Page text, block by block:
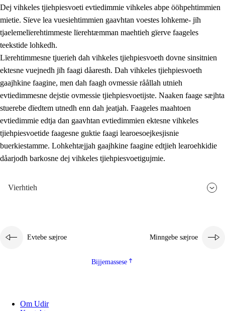
2.4 Lïeredh lïeredh
Dåaresthfaageles teemah
Dej vihkeles tjiehpiesvoeti evtiedimmie vihkeles abpe ööhpehtimmien
mietie. Sïeve lea vuesiehtimmien gaavhtan voestes lohkeme- jïh
tjaelemelïerehtimmeste lïerehtæmman maehtieh gïerve faageles
teekstide lohkedh.
Lïerehtimmesne tjuerieh dah vihkeles tjiehpiesvoeth dovne sinsitnien
ektesne vuejnedh jïh faagi dåaresth. Dah vihkeles tjiehpiesvoeth
gaajhkine faagine, men dah faagh ovmessie råållah utnieh
evtiedimmesne dejstie ovmessie tjiehpiesvoetijste. Naaken faage sæjhta
stuerebe dïedtem utnedh enn dah jeatjah. Faageles maahtoen
evtiedimmie edtja dan gaavhtan evtiedimmien ektesne vihkeles
tjiehpiesvoetide faagesne guktie faagi learoesoejkesjisnie
buerkiestamme. Lohkehtæjjah gaajhkine faagine edtjieh learoehkidie
dåarjodh barkosne dej vihkeles tjiehpiesvoetigujmie.
Vierhtieh
Evtebe sæjroe Minngebe sæjroe
Bijjemassese
Om Udir